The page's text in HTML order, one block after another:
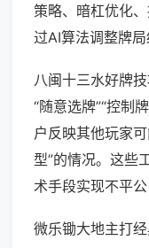
策略、暗杠优化
过AI算法调整牌局
八闽十三水好牌
“随意选牌”“控制
户反映其他玩家
型”的情况。这些
术手段实现不平公
微乐锄大地主打